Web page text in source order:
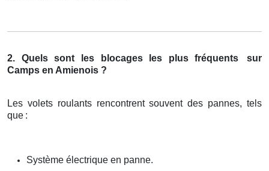
2. Quels sont les blocages les plus fréquents
sur
Camps en Amienois ?
Les volets roulants rencontrent souvent des pannes, tels
que :
Système électrique en panne.